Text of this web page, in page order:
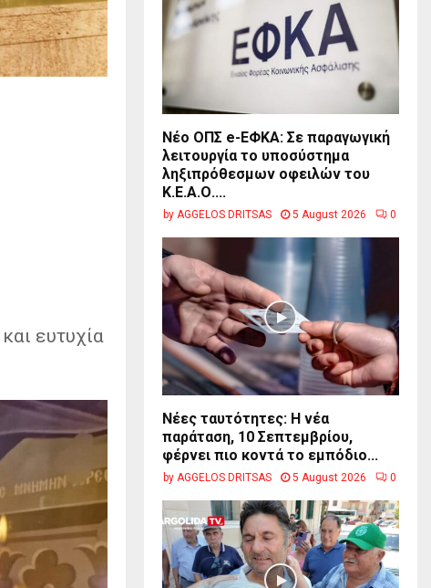
ευτυχία
Νέο ΟΠΣ e-ΕΦΚΑ: Σε παραγωγική
λειτουργία το υποσύστημα
ληξιπρόθεσμων οφειλών του
Κ.Ε.Α.Ο....
by AGGELOS DRITSAS 5 August 2026 0
Νέες ταυτότητες: Η νέα
παράταση, 10 Σεπτεμβρίου,
φέρνει πιο κοντά το εμπόδιο...
by AGGELOS DRITSAS 5 August 2026 0